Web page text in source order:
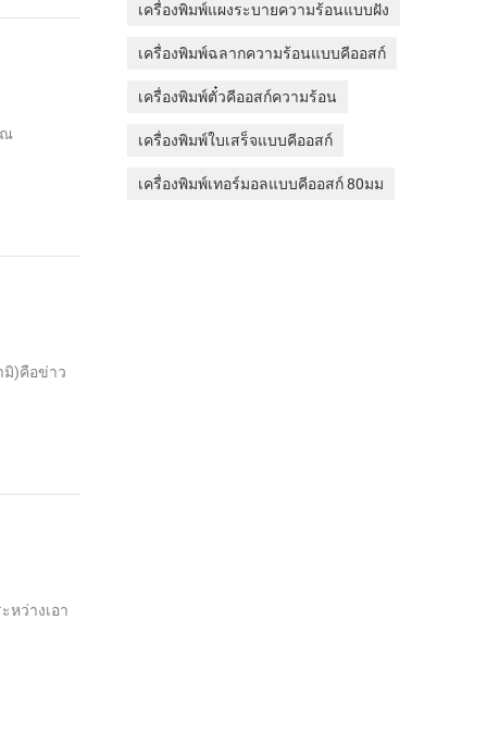
ณ
มิ)คือข่าว
หว่างเอา
เครื่องพิมพ์แผงระบายความร้อนแบบฝัง
เครื่องพิมพ์ฉลากความร้อนแบบคีออสก์
เครื่องพิมพ์ตั๋วคีออสก์ความร้อน
เครื่องพิมพ์ใบเสร็จแบบคีออสก์
เครื่องพิมพ์เทอร์มอลแบบคีออสก์ 80มม